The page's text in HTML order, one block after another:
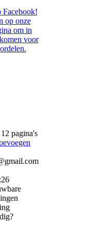
Facebook!
op onze
om in
voor
pagina's